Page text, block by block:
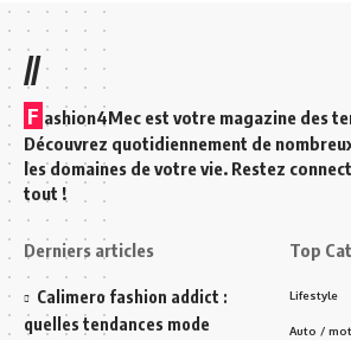
//
F ashion4Mec est votre magazine des
Découvrez quotidiennement de
les domaines de votre vie. Restez
tout !
Derniers articles
Calimero fashion addict :
quelles tendances mode
Top
Lifestyle
Auto /